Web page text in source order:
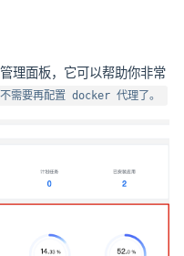
理面板，它可以帮助你非常
需要再配置 docker 代理了。